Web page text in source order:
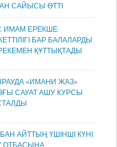
САЙЫСЫ ӨТТІ
ИМАМ ЕРЕКШЕ
БАР БАЛАЛАРДЫ
ҚҰТТЫҚТАДЫ
«ИМАНИ ЖАЗ»
САУАТ АШУ КУРСЫ
АЙТТЫҢ ҮШІНШІ КҮНІ
ОТБАСЫНА